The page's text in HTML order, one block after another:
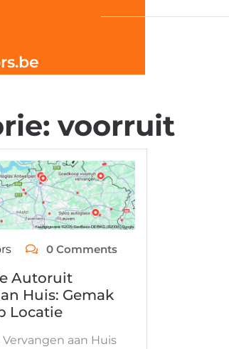
voorruit
0 Comments
Autoruit
Huis: Gemak
Locatie
aan Huis